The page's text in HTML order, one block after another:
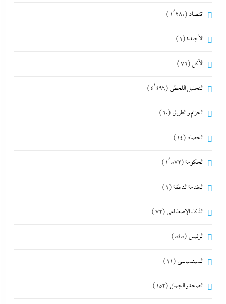
اقتصاد (1٬280)
الأجندة(1)
الأكل (76)
التحليل اللحظي (4٬496)
الحزام و الطريق (60)
الحصاد (14)
الحكومة(1٬572)
الخدمة الناطقة(1)
الذكاء الإصطناعي (72)
الرئيس (545)
السينسياسي (11)
الصحة و الجمال (152)